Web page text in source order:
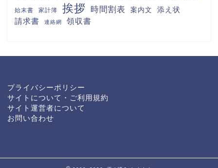
始末書 家計簿 挨拶 時間割表 案内文 添え状
請求書 連絡網 領収書
プライバシーポリシー
サイトについて・ご利用規約
サイト運営者について
お問い合わせ